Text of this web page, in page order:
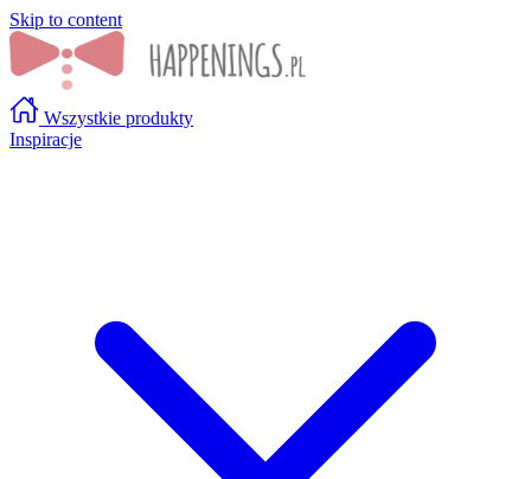
Skip to content
Wszystkie produkty
Inspiracje